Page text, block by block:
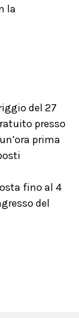
la
del 27
presso
prima
fino al 4
del